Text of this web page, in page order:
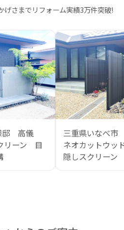
げさまでリフォーム実績3万件突破!
邸 高儀
リーン 目
三重県いなべ
ネオカットウ
隠しスクリー